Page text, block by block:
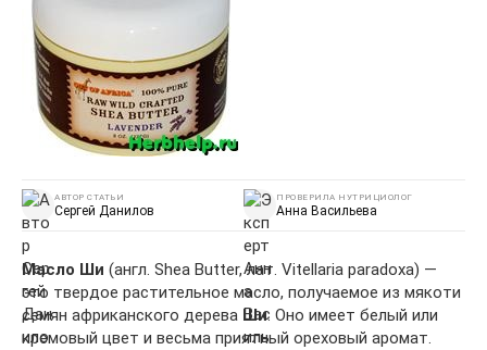
АВТОР СТАТЬИ
Сергей Данилов
ПРОВЕРИЛА НУТРИЦИОЛОГ
Анна Васильева
Масло Ши (англ. Shea Butter, лат. Vitellaria paradoxa) —
это твердое растительное масло, получаемое из мякоти
семян африканского дерева Ши. Оно имеет белый или
кремовый цвет и весьма приятный ореховый аромат.